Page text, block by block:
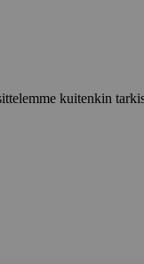
kuitenkin